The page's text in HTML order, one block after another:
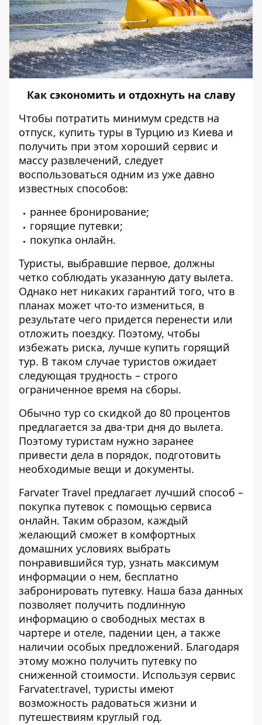
Как сэкономить и отдохнуть на славу
Чтобы потратить минимум средств на
отпуск, купить туры в Турцию из Киева и
получить при этом хороший сервис и
массу развлечений, следует
воспользоваться одним из уже давно
известных способов:
раннее бронирование;
горящие путевки;
покупка онлайн.
Туристы, выбравшие первое, должны
четко соблюдать указанную дату вылета.
Однако нет никаких гарантий того, что в
планах может что-то измениться, в
результате чего придется перенести или
отложить поездку. Поэтому, чтобы
избежать риска, лучше купить горящий
тур. В таком случае туристов ожидает
следующая трудность – строго
ограниченное время на сборы.
Обычно тур со скидкой до 80 процентов
предлагается за два-три дня до вылета.
Поэтому туристам нужно заранее
привести дела в порядок, подготовить
необходимые вещи и документы.
Farvater Travel предлагает лучший способ –
покупка путевок с помощью сервиса
онлайн. Таким образом, каждый
желающий сможет в комфортных
домашних условиях выбрать
понравившийся тур, узнать максимум
информации о нем, бесплатно
забронировать путевку. Наша база данных
позволяет получить подлинную
информацию о свободных местах в
чартере и отеле, падении цен, а также
наличии особых предложений. Благодаря
этому можно получить путевку по
сниженной стоимости. Используя сервис
Farvater.travel, туристы имеют
возможность радоваться жизни и
путешествиям круглый год.